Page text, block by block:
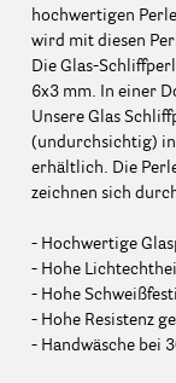
hochwertigen
wird mit diesen
Die Glas-
6x3 mm. In einer
Unsere Glas
(undurchsichtig) in
erhältlich. Die
zeichnen sich
- Hochwertige
- Hohe
- Hohe
- Hohe Resistenz
- Handwäsche bei